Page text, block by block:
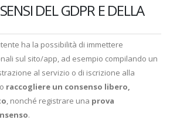
DEL GDPR E DELLA
ha la possibilità di immettere
sul sito/app, ad esempio compilando un
al servizio o di iscrizione alla
raccogliere un consenso libero,
, nonché registrare una prova
.